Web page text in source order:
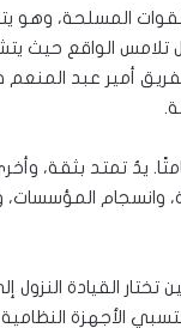
المسلحة، وهو
بل تلامس الواقع حيث
أمير عبد
يدٌ تمتد بثقة،
وانسجام المؤسسات،
القيادة النزول
الأجهزة النظامية